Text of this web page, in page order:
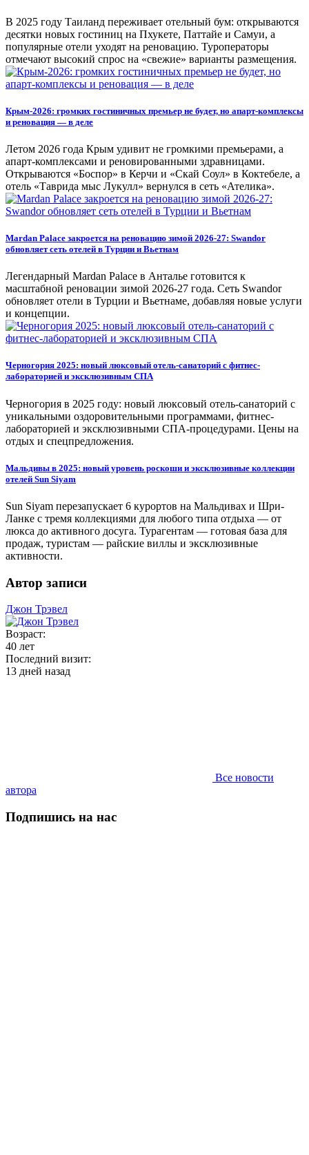
В 2025 году Таиланд переживает отельный бум: открываются
десятки новых гостиниц на Пхукете, Паттайе и Самуи, а
популярные отели уходят на реновацию. Туроператоры
отмечают высокий спрос на «свежие» варианты размещения.
Крым-2026: громких гостиничных премьер не будет, но апарт-комплексы
и реновация — в деле
Летом 2026 года Крым удивит не громкими премьерами, а
апарт-комплексами и реновированными здравницами.
Открываются «Боспор» в Керчи и «Скай Соул» в Коктебеле, а
отель «Таврида мыс Лукулл» вернулся в сеть «Ателика».
Mardan Palace закроется на реновацию зимой 2026-27: Swandor
обновляет сеть отелей в Турции и Вьетнам
Легендарный Mardan Palace в Анталье готовится к
масштабной реновации зимой 2026-27 года. Сеть Swandor
обновляет отели в Турции и Вьетнаме, добавляя новые услуги
и концепции.
Черногория 2025: новый люксовый отель-санаторий с фитнес-
лабораторией и эксклюзивным СПА
Черногория в 2025 году: новый люксовый отель-санаторий с
уникальными оздоровительными программами, фитнес-
лабораторией и эксклюзивными СПА-процедурами. Цены на
отдых и спецпредложения.
Мальдивы в 2025: новый уровень роскоши и эксклюзивные коллекции
отелей Sun Siyam
Sun Siyam перезапускает 6 курортов на Мальдивах и Шри-
Ланке с тремя коллекциями для любого типа отдыха — от
люкса до активного досуга. Турагентам — готовая база для
продаж, туристам — райские виллы и эксклюзивные
активности.
Автор записи
Джон Трэвел
Возраст:
40 лет
Последний визит:
13 дней назад
Все новости
автора
Подпишись на нас